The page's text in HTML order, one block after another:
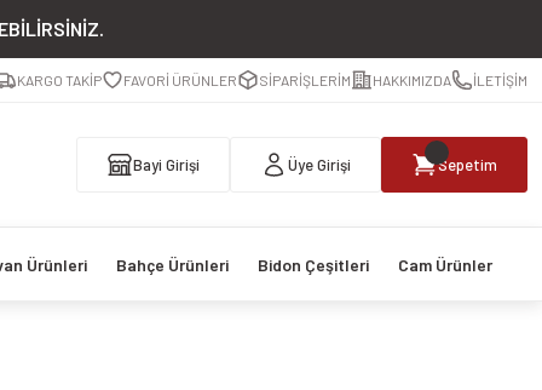
KARGO TAKİP FAVORİ ÜRÜNLER SİPARİŞLERİM HAKKIMIZDA İLETİŞİM
Bayi Girişi Üye Girişi Sepetim
Ürünleri Bahçe Ürünleri Bidon Çeşitleri Cam Ürünler